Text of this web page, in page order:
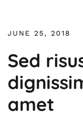
JUNE 25, 2018
Sed
amet